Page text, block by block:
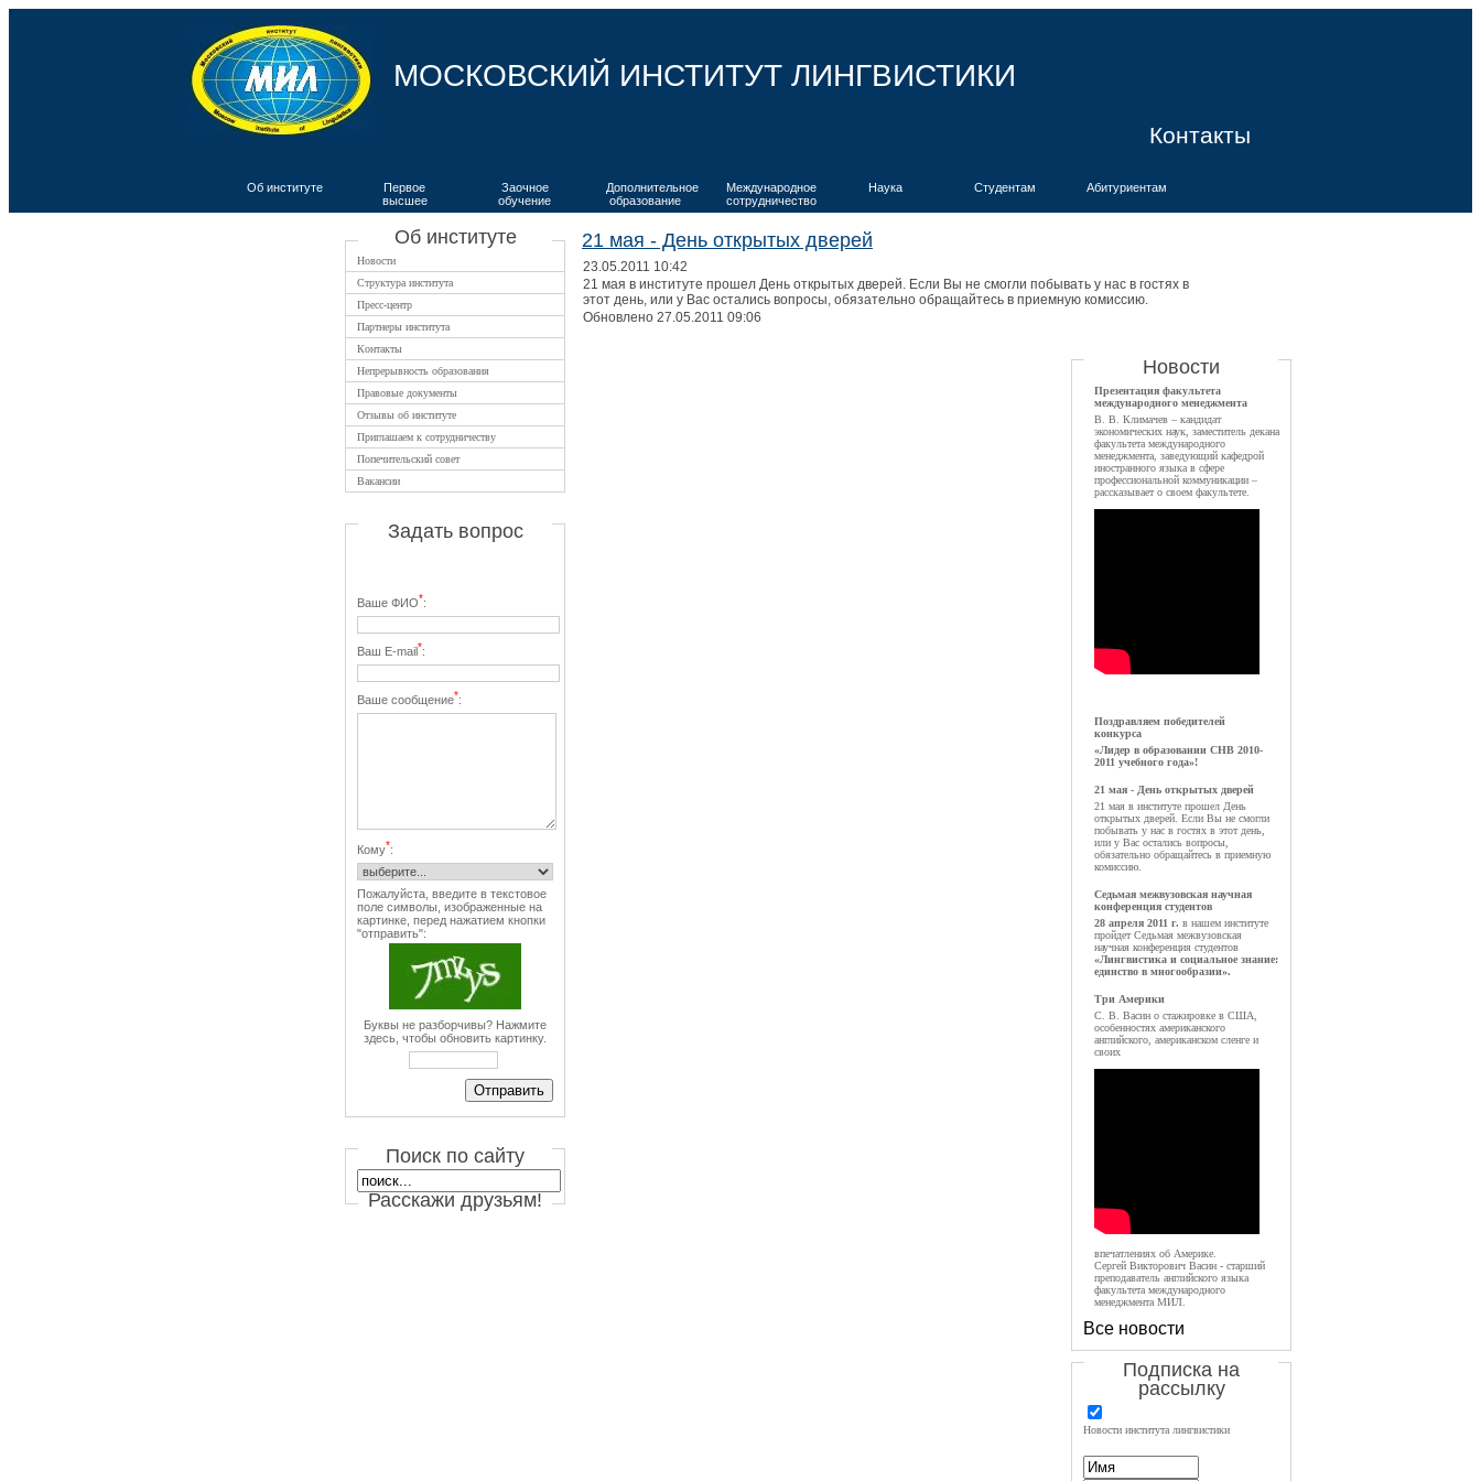
МОСКОВСКИЙ ИНСТИТУТ ЛИНГВИСТИКИ
Контакты
Об институте
Первое
высшее
Заочное
обучение
Дополнительное
образование
Международное
сотрудничество
Наука Студентам Абитуриентам
Об институте
Новости
Структура института
Пресс-центр
Партнеры института
Контакты
Непрерывность образования
Правовые документы
Отзывы об институте
Приглашаем к сотрудничеству
Попечительский совет
Вакансии
Задать вопрос
Ваше ФИО*:
Ваш E-mail*:
Ваше сообщение*:
Кому*:
Пожалуйста, введите в текстовое
поле символы, изображенные на
картинке, перед нажатием кнопки
"отправить":
Буквы не разборчивы? Нажмите
здесь, чтобы обновить картинку.
Поиск по сайту
Расскажи друзьям!
21 мая - День открытых дверей
23.05.2011 10:42
21 мая в институте прошел День открытых дверей. Если Вы не смогли побывать у нас в гостях в
этот день, или у Вас остались вопросы, обязательно обращайтесь в приемную комиссию.
Обновлено 27.05.2011 09:06
Новости
Презентация факультета
международного менеджмента
В. В. Климачев – кандидат
экономических наук, заместитель декана
факультета международного
менеджмента, заведующий кафедрой
иностранного языка в сфере
профессиональной коммуникации –
рассказывает о своем факультете.
Поздравляем победителей
конкурса
«Лидер в образовании СНВ 2010-
2011 учебного года»!
21 мая - День открытых дверей
21 мая в институте прошел День
открытых дверей. Если Вы не смогли
побывать у нас в гостях в этот день,
или у Вас остались вопросы,
обязательно обращайтесь в приемную
комиссию.
Седьмая межвузовская научная
конференция студентов
28 апреля 2011 г. в нашем институте
пройдет Седьмая межвузовская
научная конференция студентов
«Лингвистика и социальное знание:
единство в многообразии».
Три Америки
С. В. Васин о стажировке в США,
особенностях американского
английского, американском сленге и
своих
впечатлениях об Америке.
Сергей Викторович Васин - старший
преподаватель английского языка
факультета международного
менеджмента МИЛ.
Все новости
Подписка на
рассылку
Новости института лингвистики